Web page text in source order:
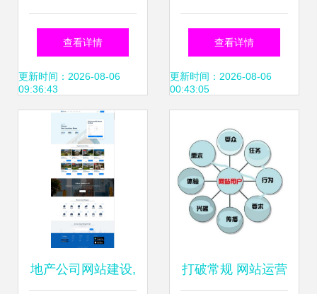
用网站效果图助力
旷鑫发展？
查看详情
更新时间：2026-08-06
09:36:43
略 从设计到高端定
制的全方位解析
查看详情
更新时间：2026-08-06
00:43:05
地产公司网站建设, 打破常规 网站运营